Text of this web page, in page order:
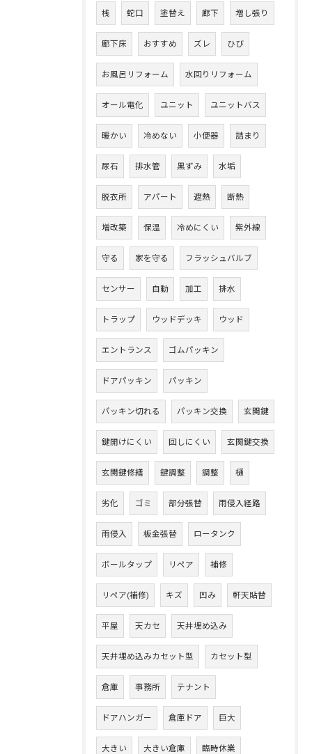
桟 蛇口 塗替え 廊下 増し張り
廊下床 おすすめ ズレ ひび
お風呂リフォーム 水回りリフォーム
オール電化 ユニット ユニットバス
暖かい 冷めない 小便器 詰まり
尿石 排水管 黒ずみ 水垢
脱衣所 アパート 遮熱 断熱
増改築 保温 冷めにくい 紫外線
守る 家を守る フラッシュバルブ
センサー 自動 加工 排水
トラップ ウッドデッキ ウッド
エントランス ゴムパッキン
ドアパッキン パッキン
パッキン切れる パッキン交換 玄関鍵
鍵開けにくい 回しにくい 玄関鍵交換
玄関鍵修繕 鍵調整 調整 樋
劣化 ゴミ 部分張替 雨侵入経路
雨侵入 板金張替 ロータンク
ボールタップ リペア 補修
リペア(補修) キズ 凹み 軒天貼替
平屋 天カセ 天井埋め込み
天井埋め込みカセット型 カセット型
倉庫 事務所 テナント
ドアハンガー 倉庫ドア 巨大
大きい 大きい倉庫 臨時休業